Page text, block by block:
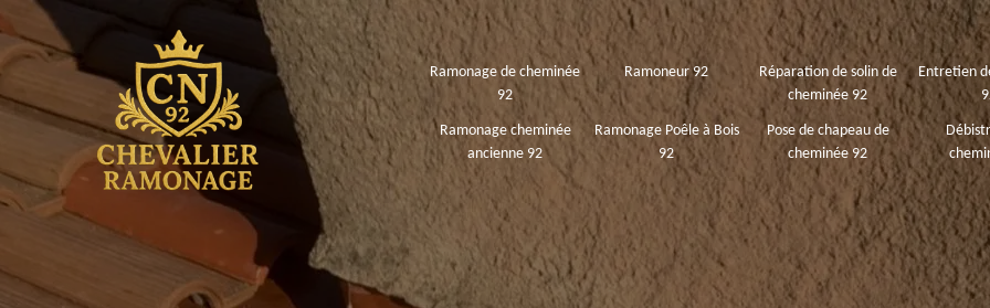
Ramonage de cheminée
92
Ramoneur 92
Réparation de solin de
cheminée 92
Entretien
Ramonage cheminée
ancienne 92
Ramonage Poêle à Bois
92
Pose de chapeau de
cheminée 92